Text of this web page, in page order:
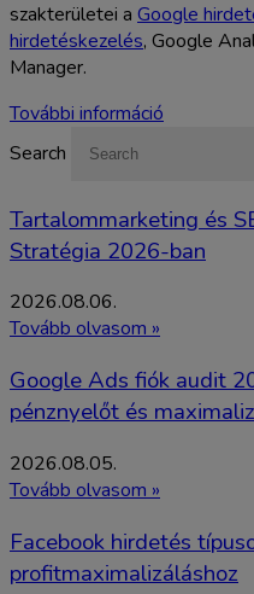
szakterületei a Google
hirdetéskezelés, Google
Manager.
További információ
Search
Tartalommarketing és
Stratégia 2026-ban
2026.08.06.
Tovább olvasom »
Google Ads fiók audit
pénznyelőt és
2026.08.05.
Tovább olvasom »
Facebook hirdetés
profitmaximalizáláshoz